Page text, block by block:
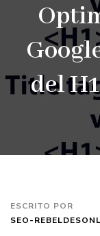
del
ESCRITO POR
SEO-